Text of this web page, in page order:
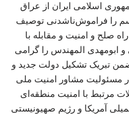
اسلامی ایران از عراق
را فراموش‌ناشدنی توصیف
صلح و امنیت و مقابله با
ابومهدی المهندس را گرامی
تبریک تشکیل دولت جدید و
مسئولیت مشاور امنیت ملی
مرتبط با امنیت منطقه‌ای
آمریکا و رژیم صهیونیستی